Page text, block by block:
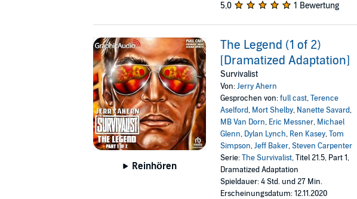
5,0 1 Bewertung
Reinhören
The Legend (1 of 2)
[Dramatized Adaptation]
Survivalist
Von:Jerry Ahern
Gesprochen von:full cast,Terence
Aselford, Mort Shelby, Nanette Savard,
MB Van Dorn, Eric Messner, Michael
Glenn, Dylan Lynch, Ren Kasey,Tom
Simpson,Jeff Baker,Steven Carpenter
Serie:The Survivalist, Titel 21.5, Part 1,
Dramatized Adaptation
Spieldauer: 4 Std. und 27 Min.
Erscheinungsdatum: 12.11.2020